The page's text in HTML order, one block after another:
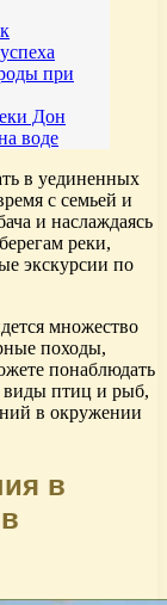
при
Дон
воде
в уединенных
с семьей и
и наслаждаясь
реки,
экскурсии по
множество
походы,
понаблюдать
виды птиц и рыб,
в окружении
в